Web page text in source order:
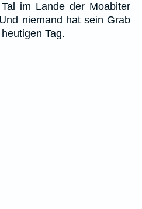
im Lande der Moabiter
niemand hat sein Grab
Tag.